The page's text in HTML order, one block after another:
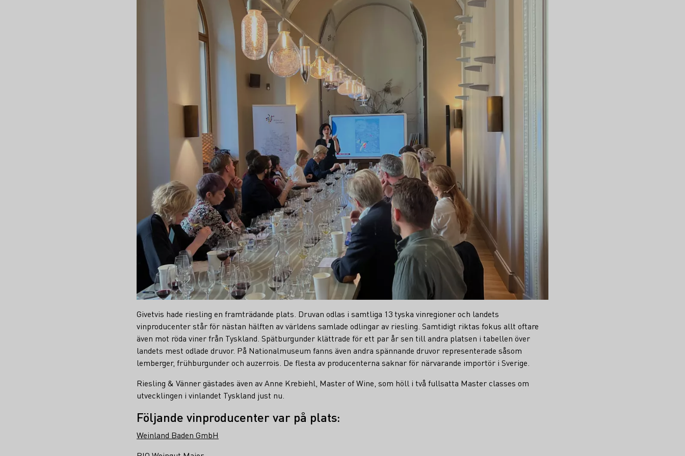
Givetvis hade riesling en framträdande plats. Druvan odlas i samtliga 13 tyska vinregioner och landets
vinproducenter står för nästan hälften av världens samlade odlingar av riesling. Samtidigt riktas fokus allt oftare
även mot röda viner från Tyskland. Spätburgunder klättrade för ett par år sen till andra platsen i tabellen över
landets mest odlade druvor. På Nationalmuseum fanns även andra spännande druvor representerade såsom
lemberger, frühburgunder och auzerrois. De flesta av producenterna saknar för närvarande importör i Sverige.
Riesling & Vänner gästades även av Anne Krebiehl, Master of Wine, som höll i två fullsatta Master classes om
utvecklingen i vinlandet Tyskland just nu.
Följande vinproducenter var på plats:
Weinland Baden GmbH